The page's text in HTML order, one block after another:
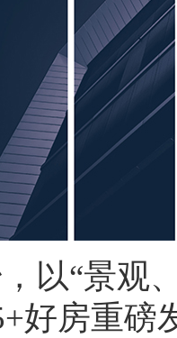
以“景观
好房重磅